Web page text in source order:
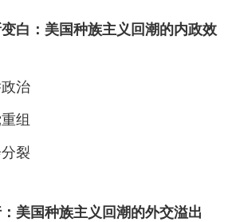
白：美国种族主义回潮的内政效
治
组
裂
美国种族主义回潮的外交溢出